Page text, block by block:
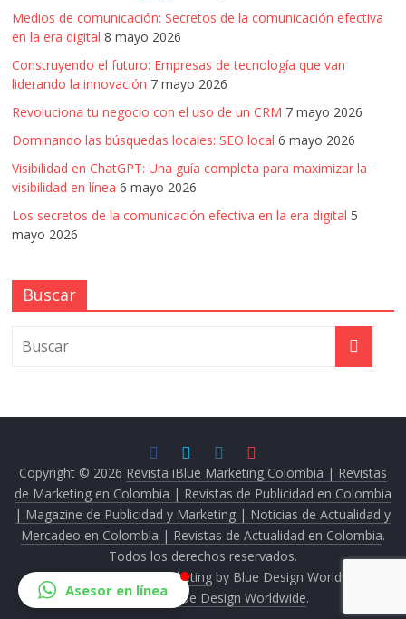
Medios de comunicación: Secretos de la comunicación efectiva
en la era digital 8 mayo 2026
Construyendo el futuro: Empresas de tecnología que van
liderando la innovación 7 mayo 2026
Revoluciona tu negocio con el uso de un CRM 7 mayo 2026
Dominando las búsquedas locales: SEO local 6 mayo 2026
Visibilidad en ChatGPT: Una guía completa para maximizar la
visibilidad en línea 6 mayo 2026
Los secretos de la comunicación efectiva en la era digital 5
mayo 2026
Buscar
Copyright © 2026 Revista iBlue Marketing Colombia | Revistas
de Marketing en Colombia | Revistas de Publicidad en Colombia
| Magazine de Publicidad y Marketing | Noticias de Actualidad y
Mercadeo en Colombia | Revistas de Actualidad en Colombia.
Todos los derechos reservados.
Tema:Revista iBlue Marketing by Blue Design Worldwide.
Powered by
Blue Design Worldwide.
Asesor en línea